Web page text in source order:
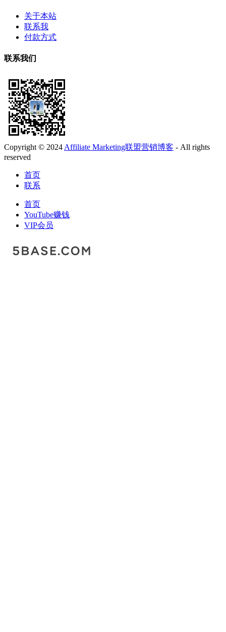
关于本站
联系我
付款方式
联系我们
Copyright © 2024 Affiliate Marketing联盟营销博客 - All rights
reserved
首页
联系
首页
YouTube赚钱
VIP会员